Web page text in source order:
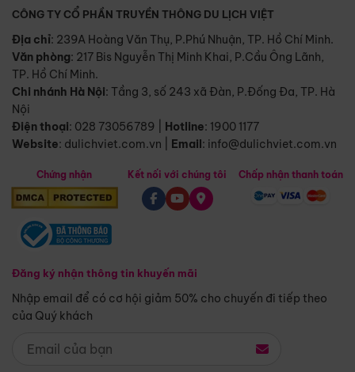
CÔNG TY CỔ PHẦN TRUYỀN THÔNG DU LỊCH VIỆT
Địa chỉ: 239A Hoàng Văn Thụ, P.Phú Nhuận, TP. Hồ Chí Minh.
Văn phòng: 217 Bis Nguyễn Thị Minh Khai, P.Cầu Ông Lãnh,
TP. Hồ Chí Minh.
Chi nhánh Hà Nội: Tầng 3, số 243 xã Đàn, P.Đống Đa, TP. Hà
Nội
Điện thoại: 028 73056789 Hotline: 1900 1177
Website: dulichviet.com.vn Email: info@dulichviet.com.vn
Chứng nhận
Đăng ký nhận thông tin khuyến mãi
Nhập email để có cơ hội giảm 50% cho chuyến đi tiếp theo
của Quý khách
Kết nối với chúng tôi Chấp nhận thanh toán